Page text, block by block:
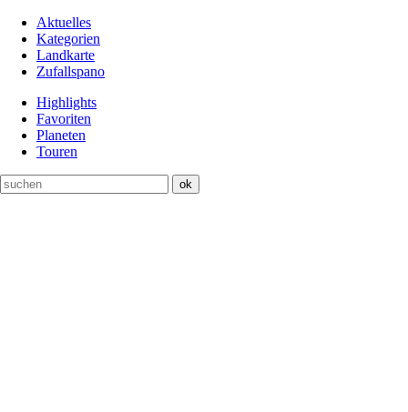
Aktuelles
Kategorien
Landkarte
Zufallspano
Highlights
Favoriten
Planeten
Touren